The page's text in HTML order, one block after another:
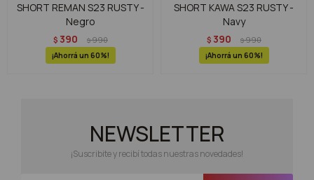
SHORT REMAN S23 RUSTY -
Negro
$ 390 $990
60
SHORT KAWA S23 RUSTY -
Navy
$ 390 $990
60
NEWSLETTER
¡Suscribite y recibí todas nuestras novedades!